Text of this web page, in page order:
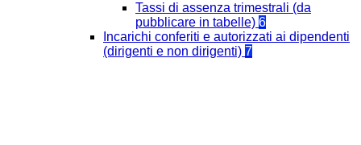
Tassi di assenza trimestrali (da
pubblicare in tabelle) 6
Incarichi conferiti e autorizzati ai dipendenti
(dirigenti e non dirigenti) 7